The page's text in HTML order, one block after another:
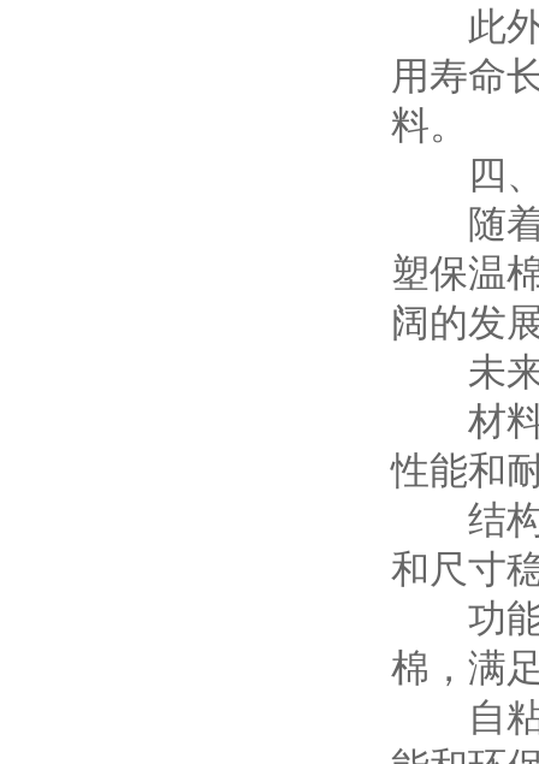
此外
用寿命
料。
四、
随着
塑保温
阔的发
未来
材料
性能和
结构
和尺寸
功能
棉，满
自粘